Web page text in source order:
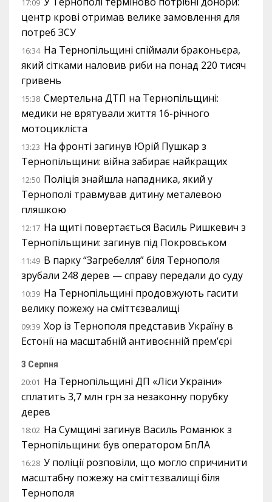
17:09
центр крові отримав велике замовлення для
потреб ЗСУ
16:34 На Тернопільщині спіймали браконьєра,
який сітками наловив риби на понад 220 тисяч
гривень
15:38 Смертельна ДТП на Тернопільщині:
медики не врятували життя 16-річного
мотоцикліста
13:23 На фронті загинув Юрій Пушкар з
Тернопільщини: війна забирає найкращих
12:50 Поліція знайшла нападника, який у
Тернополі травмував дитину металевою
пляшкою
12:17 На щиті повертається Василь Ришкевич з
Тернопільщини: загинув під Покровськом
11:49 В парку “Загребелля” біля Тернополя
зрубали 248 дерев — справу передали до суду
10:39 На Тернопільщині продовжують гасити
велику пожежу на сміттєзвалищі
09:39 Хор із Тернополя представив Україну в
Естонії на масштабній антивоєнній прем’єрі
3 Серпня
20:01 На Тернопільщині ДП «Ліси України»
сплатить 3,7 млн грн за незаконну порубку
дерев
18:02 На Сумщині загинув Василь Романюк з
Тернопільщини: був оператором БпЛА
16:28 У поліції розповіли, що могло спричинити
масштабну пожежу на сміттєзвалищі біля
Тернополя